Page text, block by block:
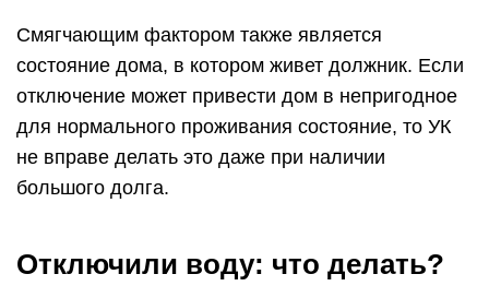
Смягчающим фактором также является
состояние дома, в котором живет должник. Если
отключение может привести дом в непригодное
для нормального проживания состояние, то УК
не вправе делать это даже при наличии
большого долга.
Отключили воду: что делать?